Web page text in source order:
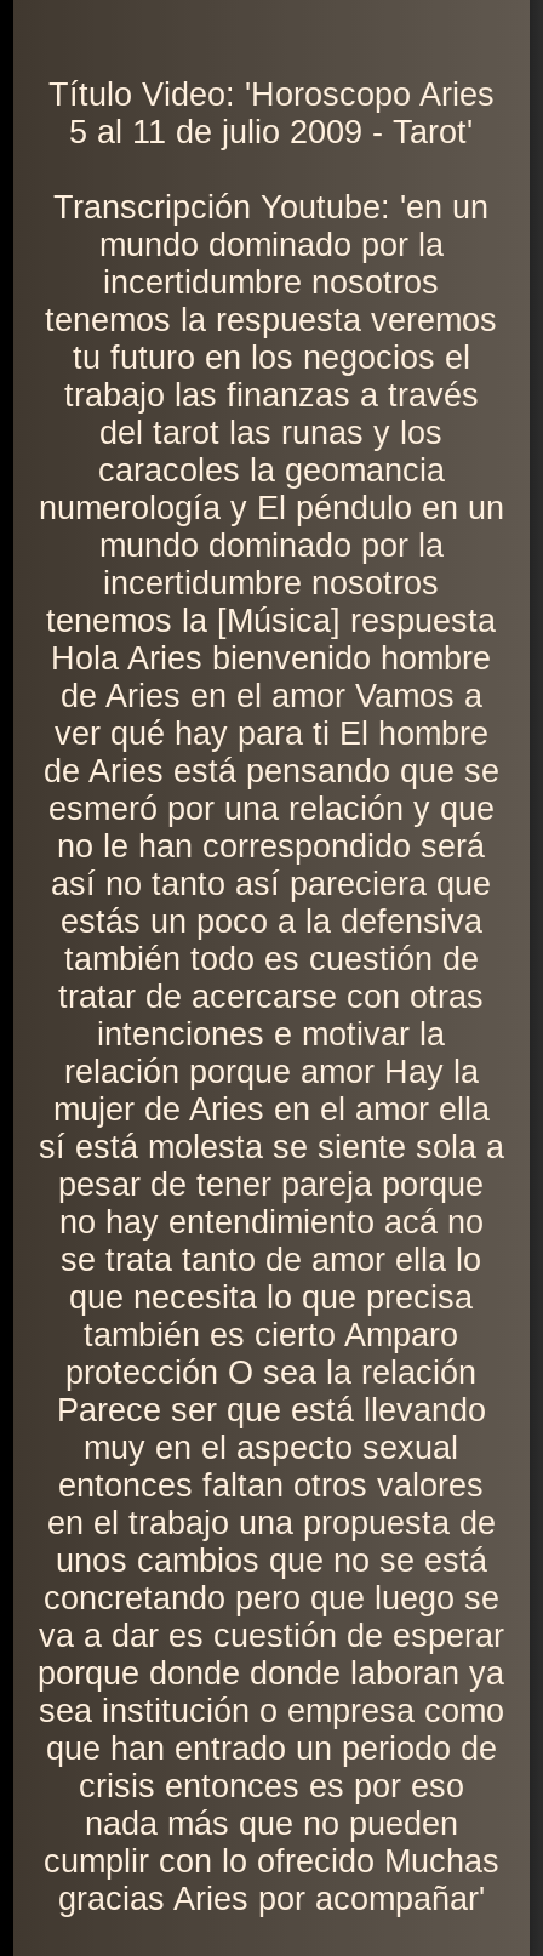
Título Video: 'Horoscopo Aries
5 al 11 de julio 2009 - Tarot'
Transcripción Youtube: 'en un
mundo dominado por la
incertidumbre nosotros
tenemos la respuesta veremos
tu futuro en los negocios el
trabajo las finanzas a través
del tarot las runas y los
caracoles la geomancia
numerología y El péndulo en un
mundo dominado por la
incertidumbre nosotros
tenemos la [Música] respuesta
Hola Aries bienvenido hombre
de Aries en el amor Vamos a
ver qué hay para ti El hombre
de Aries está pensando que se
esmeró por una relación y que
no le han correspondido será
así no tanto así pareciera que
estás un poco a la defensiva
también todo es cuestión de
tratar de acercarse con otras
intenciones e motivar la
relación porque amor Hay la
mujer de Aries en el amor ella
sí está molesta se siente sola a
pesar de tener pareja porque
no hay entendimiento acá no
se trata tanto de amor ella lo
que necesita lo que precisa
también es cierto Amparo
protección O sea la relación
Parece ser que está llevando
muy en el aspecto sexual
entonces faltan otros valores
en el trabajo una propuesta de
unos cambios que no se está
concretando pero que luego se
va a dar es cuestión de esperar
porque donde donde laboran ya
sea institución o empresa como
que han entrado un periodo de
crisis entonces es por eso
nada más que no pueden
cumplir con lo ofrecido Muchas
gracias Aries por acompañar'